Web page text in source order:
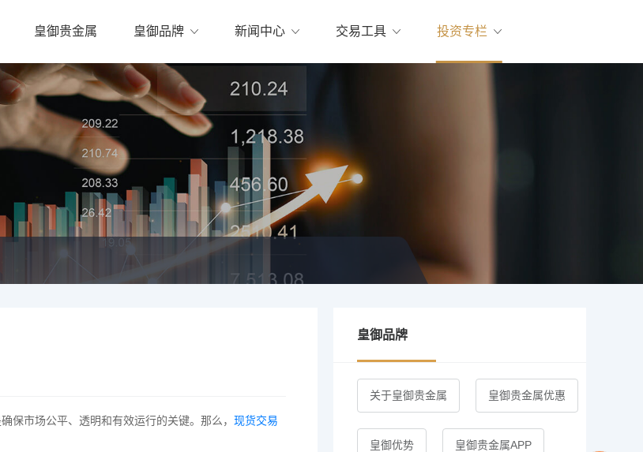
皇御贵金属 皇御品牌 新闻中心 交易工具 投资专栏
保市场公平、透明和有效运行的关键。那么， 现货交易
皇御品牌
关于皇御贵金属 皇御贵金属优惠
皇御优势 皇御贵金属APP